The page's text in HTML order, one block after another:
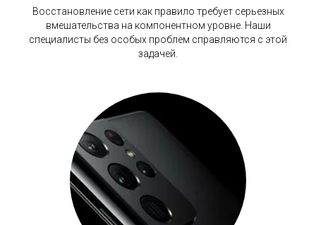
Восстановление сети как правило требует серьезных
вмешательства на компонентном уровне. Наши
специалисты без особых проблем справляются с этой
задачей.